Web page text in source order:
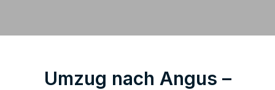
Umzug nach Angus –